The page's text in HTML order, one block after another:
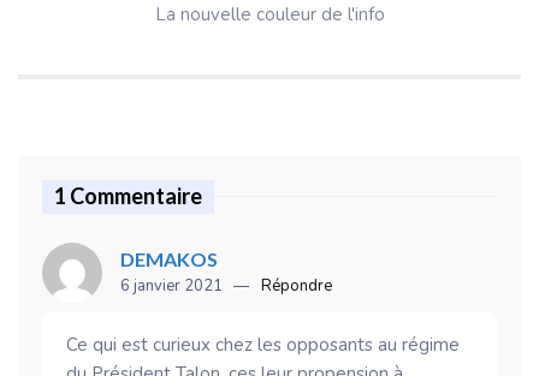
La nouvelle couleur de l'info
1 Commentaire
DEMAKOS
6 janvier 2021 Répondre
Ce qui est curieux chez les opposants au régime